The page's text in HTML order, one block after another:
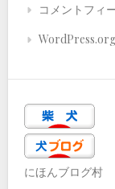
コメントフィ
WordPress.org
にほんブログ村